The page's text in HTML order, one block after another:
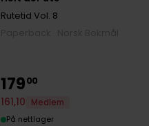
Rutetid Vol. 8
17900
161,10
Medlem
På nettlager